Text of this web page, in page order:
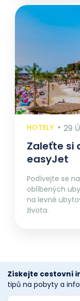
HOTELY 29
Zaleťte si
easyJet
Podívejte se
oblíbených
na levné
života.
Získejte cestovní
tipů na pobyty a